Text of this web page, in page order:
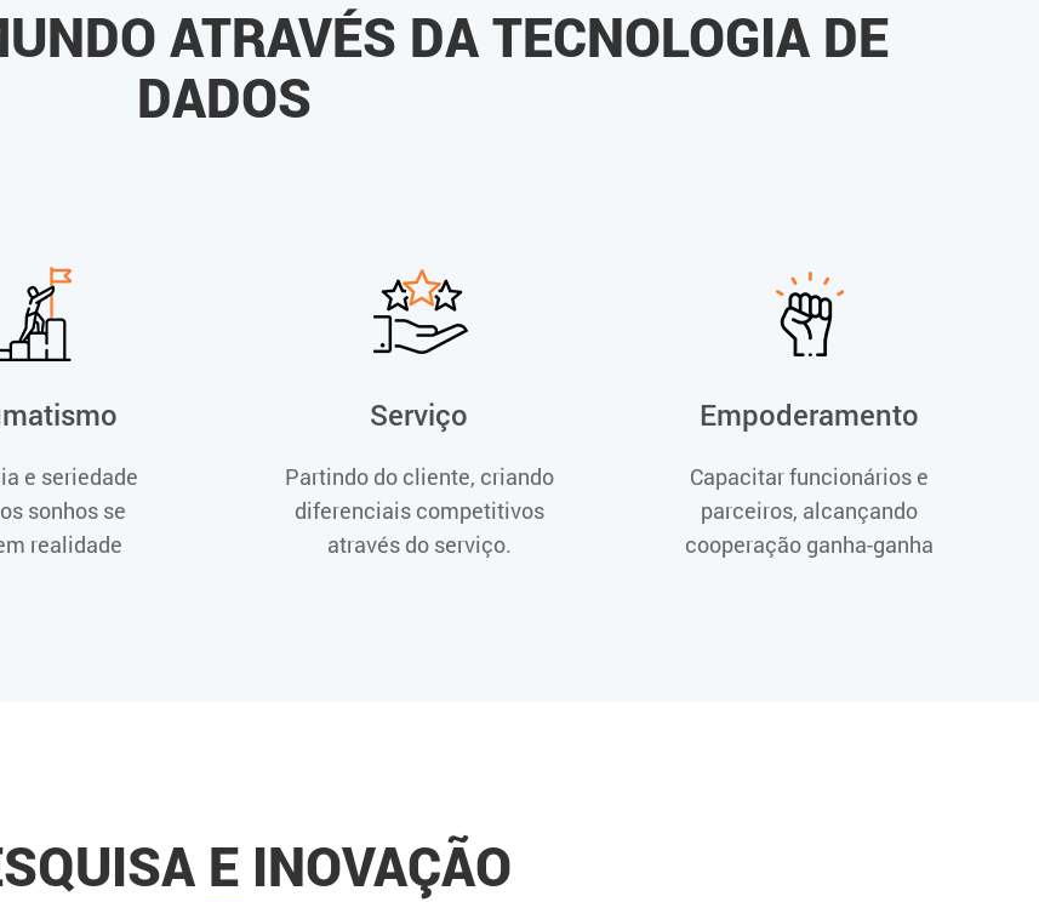
ATRAVÉS DA TECNOLOGIA DE
DADOS
e seriedade
sonhos se
realidade
Serviço
Partindo do cliente, criando
diferenciais competitivos
através do serviço.
Empoderamento
Capacitar funcionários e
parceiros, alcançando
cooperação ganha-ganha
E INOVAÇÃO